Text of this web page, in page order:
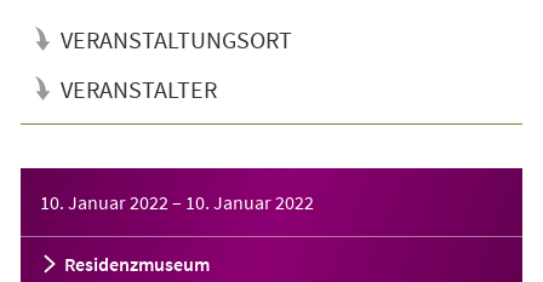
VERANSTALTUNGSORT
VERANSTALTER
10. Januar 2022 – 10. Januar 2022
Residenzmuseum